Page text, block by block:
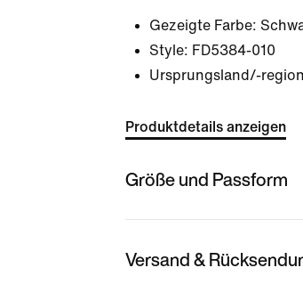
Gezeigte Farbe:
Style: FD5384-010
Ursprungsland/-
Produktdetails anzeigen
Größe und Passform
Versand &